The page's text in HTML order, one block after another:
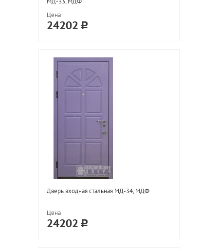
Цена
24202
Дверь входная стальная МД-34, МДФ
Цена
24202